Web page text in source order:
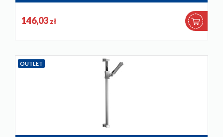
146,03 zł
OUTLET